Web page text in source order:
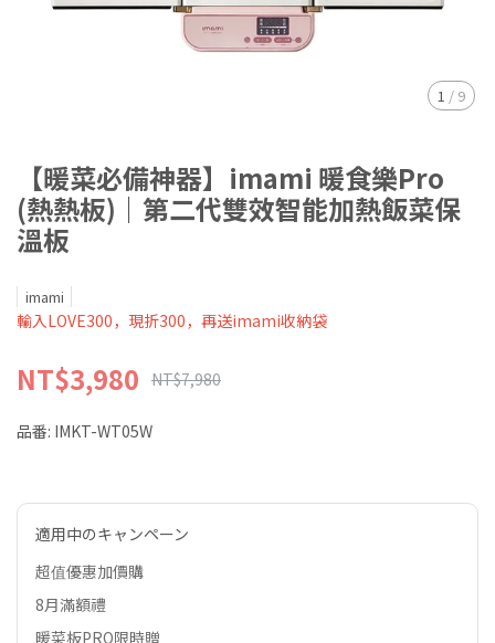
1 / 9
【暖菜必備神器】imami 暖食樂Pro
(熱熱板)｜第二代雙效智能加熱飯菜保
溫板
imami
輸入LOVE300，現折300，再送imami收納袋
NT$3,980 NT$7,980
品番: IMKT-WT05W
適用中のキャンペーン
超值優惠加價購
8月滿額禮
暖菜板PRO限時贈